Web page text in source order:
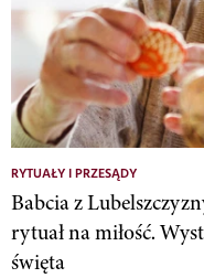
RYTUAŁY I PRZESĄDY
Babcia z
rytuał na miłość.
święta